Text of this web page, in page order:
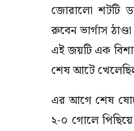
জোরালো শটটি
রুবেন ভার্গাস
এই জয়টি এক
শেষ আটে
এর আগে শেষ
২-০ গোলে পিছিয়ে